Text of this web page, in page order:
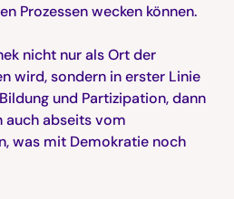
Prozessen wecken können.
nicht nur als Ort der
wird, sondern in erster Linie
und Partizipation, dann
auch abseits vom
was mit Demokratie noch